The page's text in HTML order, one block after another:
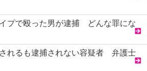
プで殴った男が逮捕 どんな罪にな
れるも逮捕されない容疑者 弁護士